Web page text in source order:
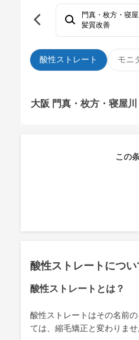
酸性ストレート モニ
門真・枚方・寝
髪質改善
大阪 門真・枚方・寝屋
この
酸性ストレートについ
酸性ストレートとは？
酸性ストレートはその名前
ては、縮毛矯正と変わりませ